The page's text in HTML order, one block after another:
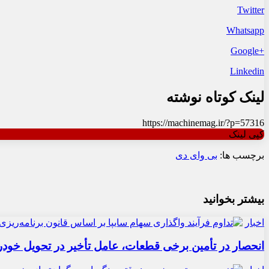
Twitter
Whatsapp
+Google
Linkedin
لینک کوتاه نوشته
https://machinemag.ir/?p=57316
کپی لینک
برچسب ها: بی وای دی
بیشتر بخوانید
اخبار
انحصار در تأمین برخی قطعات، عامل تأخیر در تحویل